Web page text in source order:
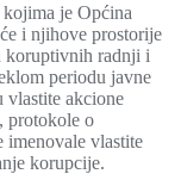
je Općina
i njihove prostorije
koruptivnih radnji i
periodu javne
vlastite akcione
protokole o
imenovale vlastite
korupcije.